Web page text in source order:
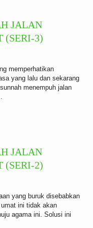
JALAN
(SERI-3)
memperhatikan
yang lalu dan sekarang
menempuh jalan
JALAN
(SERI-2)
yang buruk disebabkan
ini tidak akan
agama ini. Solusi ini